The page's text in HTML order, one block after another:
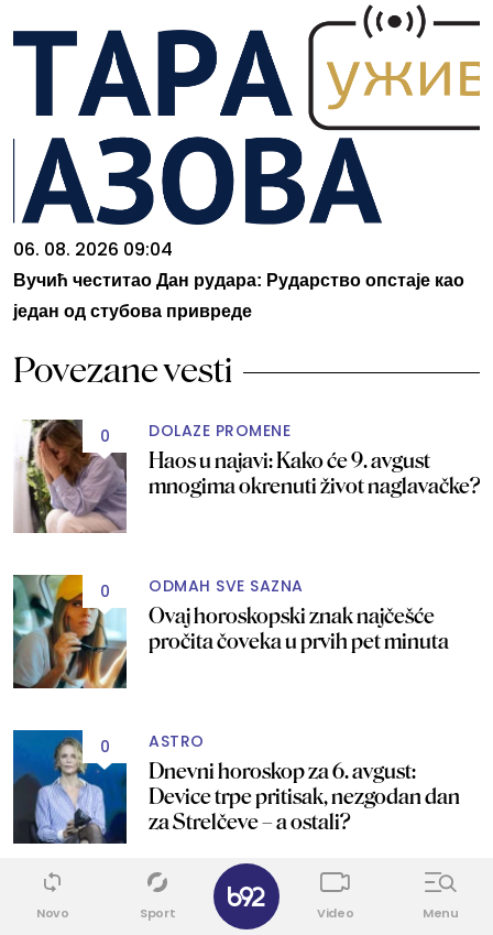
06. 08. 2026 09:04
Вучић честитао Дан рудара: Рударство опстаје као
један од стубова привреде
Povezane vesti
0 DOLAZE PROMENE
Haos u najavi: Kako će 9. avgust
mnogima okrenuti život naglavačke?
0 ODMAH SVE SAZNA
Ovaj horoskopski znak najčešće
pročita čoveka u prvih pet minuta
0 ASTRO
Dnevni horoskop za 6. avgust:
Device trpe pritisak, nezgodan dan
za Strelčeve – a ostali?
ASTRO
Dnevni horoskop za 5. avgust: Vage
Novo Sport Video Menu
✕